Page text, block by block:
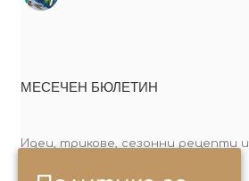
МЕСЕЧЕН БЮЛЕТИН
Идеи, трикове, сезонни рецепти и